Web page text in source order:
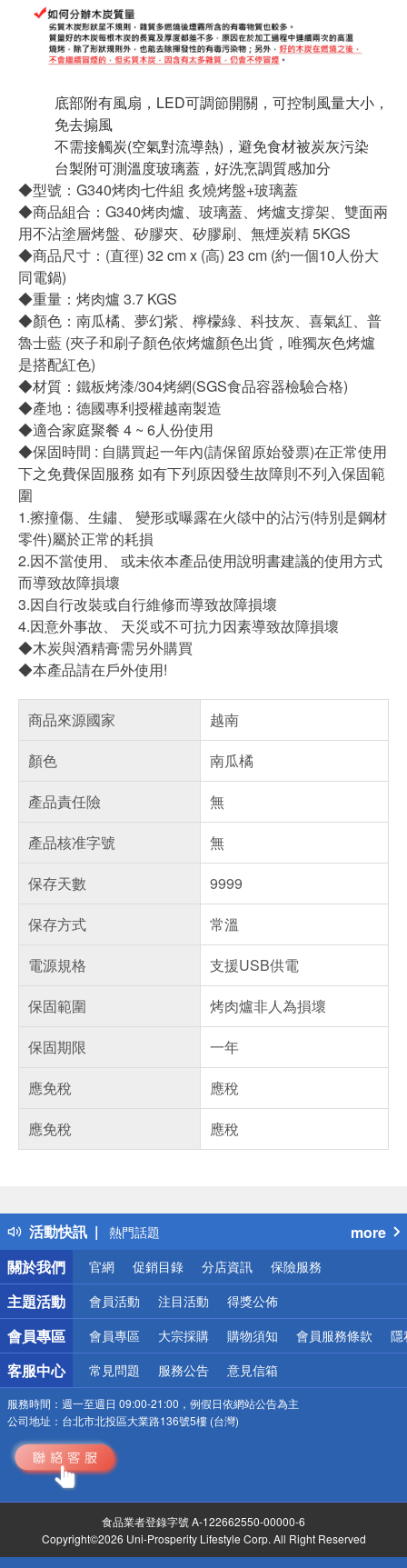
底部附有風扇，LED可調節開關，可控制風量大小，
免去搧風
不需接觸炭(空氣對流導熱)，避免食材被炭灰污染
台製附可測溫度玻璃蓋，好洗烹調質感加分
◆型號：G340烤肉七件組 炙燒烤盤+玻璃蓋
◆商品組合：G340烤肉爐、玻璃蓋、烤爐支撐架、雙面兩
用不沾塗層烤盤、矽膠夾、矽膠刷、無煙炭精 5KGS
◆商品尺寸：(直徑) 32 cm x (高) 23 cm (約一個10人份大
同電鍋)
◆重量：烤肉爐 3.7 KGS
◆顏色：南瓜橘、夢幻紫、檸檬綠、科技灰、喜氣紅、普
魯士藍 (夾子和刷子顏色依烤爐顏色出貨，唯獨灰色烤爐
是搭配紅色)
◆材質：鐵板烤漆/304烤網(SGS食品容器檢驗合格)
◆產地：德國專利授權越南製造
◆適合家庭聚餐 4 ~ 6人份使用
◆保固時間 : 自購買起一年內(請保留原始發票)在正常使用
下之免費保固服務 如有下列原因發生故障則不列入保固範
圍
1.擦撞傷、生鏽、 變形或曝露在火燄中的沾污(特別是鋼材
零件)屬於正常的耗損
2.因不當使用、 或未依本產品使用說明書建議的使用方式
而導致故障損壞
3.因自行改裝或自行維修而導致故障損壞
4.因意外事故、 天災或不可抗力因素導致故障損壞
◆木炭與酒精膏需另外購買
◆本產品請在戶外使用!
商品來源國家
越南
顏色
南瓜橘
產品責任險
無
產品核准字號
無
保存天數
9999
保存方式
常溫
電源規格
支援USB供電
保固範圍
烤肉爐非人為損壞
保固期限
一年
應免稅
應稅
應免稅
應稅
活動快訊
得獎公告
熱門話題
銀行優惠
偏遠地區配送
詐騙網頁！請小心！
more
關於我們
官網 促銷目錄 分店資訊 保險服務
主題活動 會員活動 注目活動 得獎公佈
會員專區 會員專區 大宗採購 購物須知 會員服務條款 隱
客服中心 常見問題 服務公告 意見信箱
服務時間： 週一至週日 09:00-21:00，例假日依網站公告為主
公司地址： 台北市北投區大業路136號5樓 (台灣)
食品業者登錄字號 A-122662550-00000-6
Copyright©2026 Uni-Prosperity Lifestyle Corp. All Right Reserved